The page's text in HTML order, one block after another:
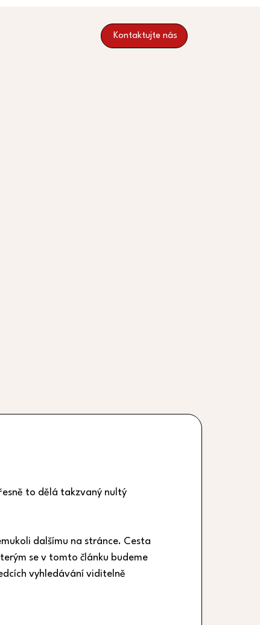
Kontaktujte nás
to dělá takzvaný nultý
dalšímu na stránce. Cesta
se v tomto článku budeme
vyhledávání viditelně